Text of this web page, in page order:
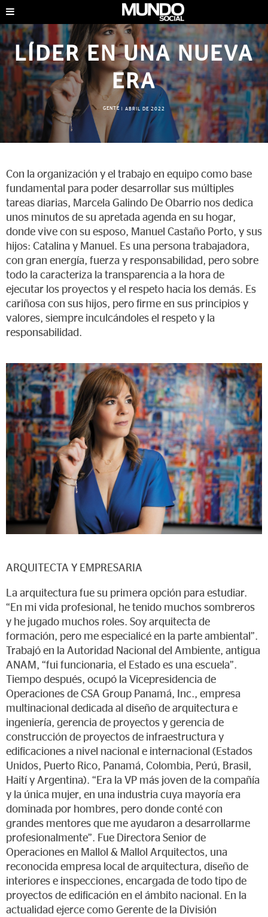
LÍDER EN UNA NUEVA
ERA
GENTE ABRIL DE 2022
Con la organización y el trabajo en equipo como base
fundamental para poder desarrollar sus múltiples
tareas diarias, Marcela Galindo De Obarrio nos dedica
unos minutos de su apretada agenda en su hogar,
donde vive con su esposo, Manuel Castaño Porto, y sus
hijos: Catalina y Manuel. Es una persona trabajadora,
con gran energía, fuerza y responsabilidad, pero sobre
todo la caracteriza la transparencia a la hora de
ejecutar los proyectos y el respeto hacia los demás. Es
cariñosa con sus hijos, pero firme en sus principios y
valores, siempre inculcándoles el respeto y la
responsabilidad.
ARQUITECTA Y EMPRESARIA
La arquitectura fue su primera opción para estudiar.
“En mi vida profesional, he tenido muchos sombreros
y he jugado muchos roles. Soy arquitecta de
formación, pero me especialicé en la parte ambiental”.
Trabajó en la Autoridad Nacional del Ambiente, antigua
ANAM, “fui funcionaria, el Estado es una escuela”.
Tiempo después, ocupó la Vicepresidencia de
Operaciones de CSA Group Panamá, Inc., empresa
multinacional dedicada al diseño de arquitectura e
ingeniería, gerencia de proyectos y gerencia de
construcción de proyectos de infraestructura y
edificaciones a nivel nacional e internacional (Estados
Unidos, Puerto Rico, Panamá, Colombia, Perú, Brasil,
Haití y Argentina). “Era la VP más joven de la compañía
y la única mujer, en una industria cuya mayoría era
dominada por hombres, pero donde conté con
grandes mentores que me ayudaron a desarrollarme
profesionalmente”. Fue Directora Senior de
Operaciones en Mallol & Mallol Arquitectos, una
reconocida empresa local de arquitectura, diseño de
interiores e inspecciones, encargada de todo tipo de
proyectos de edificación en el ámbito nacional. En la
actualidad ejerce como Gerente de la División